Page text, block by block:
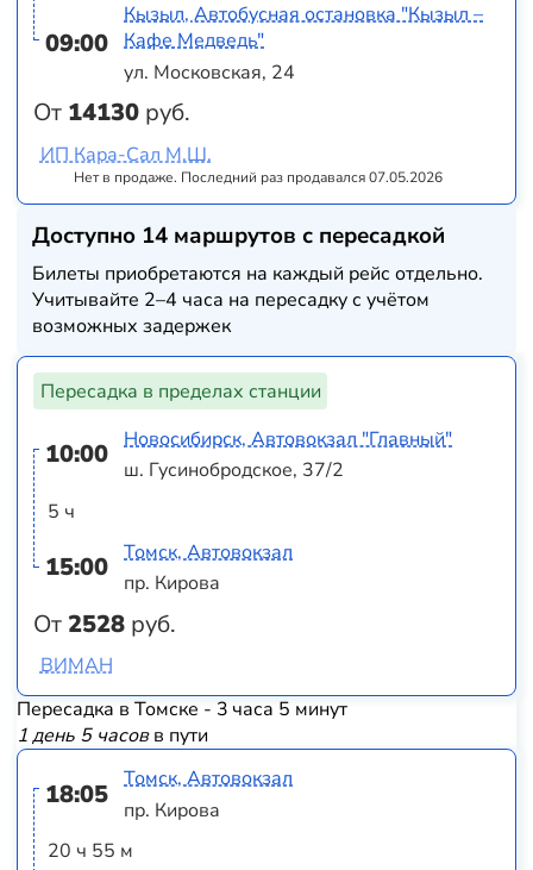
09:00
От 14130 руб.
Кызыл, Автобусная остановка "Кызыл –
Кафе Медведь"
ул. Московская, 24
Нет в продаже. Последний раз продавался 07.05.2026
ИП Кара-Сал М.Ш.
Доступно 14 маршрутов с пересадкой
Билеты приобретаются на каждый рейс отдельно.
Учитывайте 2–4 часа на пересадку с учётом
возможных задержек
Пересадка в пределах станции
10:00
5 ч
15:00
От2528 руб.
Новосибирск, Автовокзал "Главный"
ш. Гусинобродское, 37/2
Томск, Автовокзал
пр. Кирова
ВИМАН
Пересадка в Томске - 3 часа 5 минут
1 день 5 часовв пути
18:05
20 ч 55 м
Томск, Автовокзал
пр. Кирова